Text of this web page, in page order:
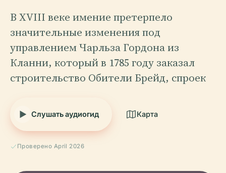
В XVIII веке имение претерпело
значительные изменения под
управлением Чарльза Гордона из
Кланни, который в 1785 году заказал
строительство Обители Брейд, спроек
Слушать аудиогид Карта
Проверено April 2026